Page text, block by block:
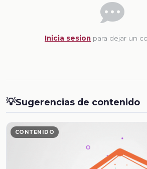
Inicia sesion para dejar un
💡Sugerencias de contenido
CONTENIDO